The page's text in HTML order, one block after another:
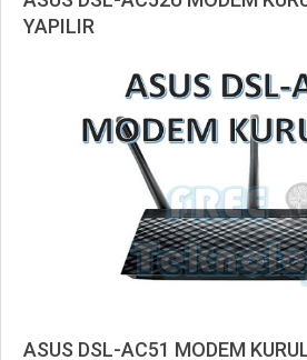
YAPILIR
ASUS DSL-AC51 MODEM